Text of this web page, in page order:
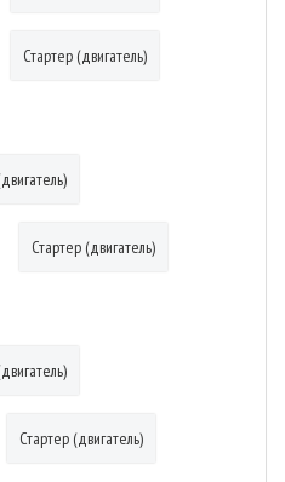
Стартер (двигатель)
Стартер (двигатель)
Стартер (двигатель)